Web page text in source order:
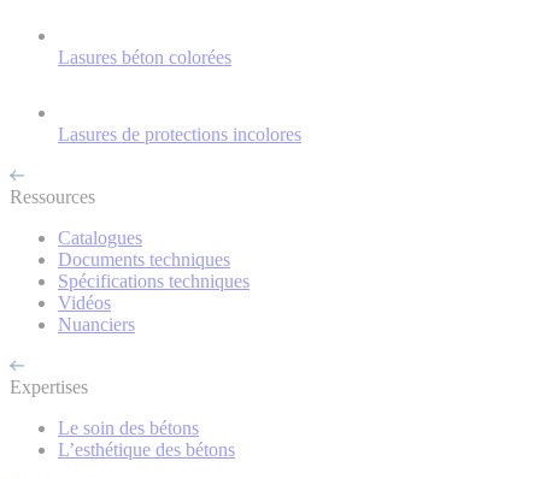
Lasures béton colorées
Lasures de protections incolores
Ressources
Catalogues
Documents techniques
Spécifications techniques
Vidéos
Nuanciers
Expertises
Le soin des bétons
L’esthétique des bétons